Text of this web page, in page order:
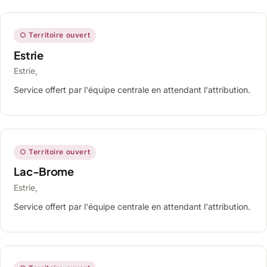
○ Territoire ouvert
Estrie
Estrie,
Service offert par l'équipe centrale en attendant l'attribution.
○ Territoire ouvert
Lac-Brome
Estrie,
Service offert par l'équipe centrale en attendant l'attribution.